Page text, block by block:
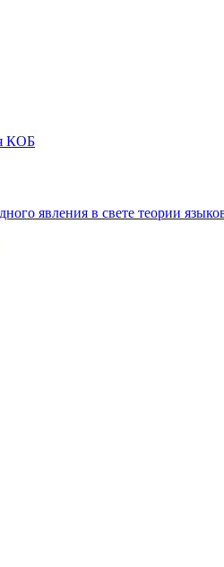
КОБ
явления в свете теории